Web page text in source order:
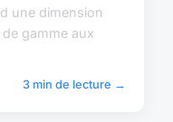
une dimension
gamme aux
3 min de lecture →